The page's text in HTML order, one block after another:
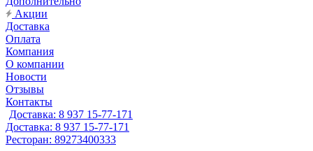
Акции
Доставка
Оплата
Компания
О компании
Новости
Отзывы
Контакты
Доставка: 8 937 15-77-171
Доставка: 8 937 15-77-171
Ресторан: 89273400333